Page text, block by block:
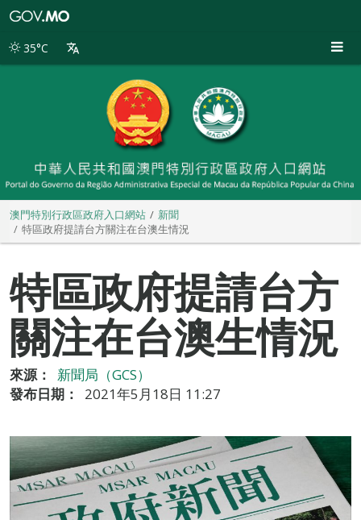
別
35°C
澳門特別行政區政府入口網站
新聞
特區政府提請台方關注在台澳生情況
特區政府提請台方
關注在台澳生情況
來源：
新聞局（GCS）
發布日期：
2021年5月18日 11:27